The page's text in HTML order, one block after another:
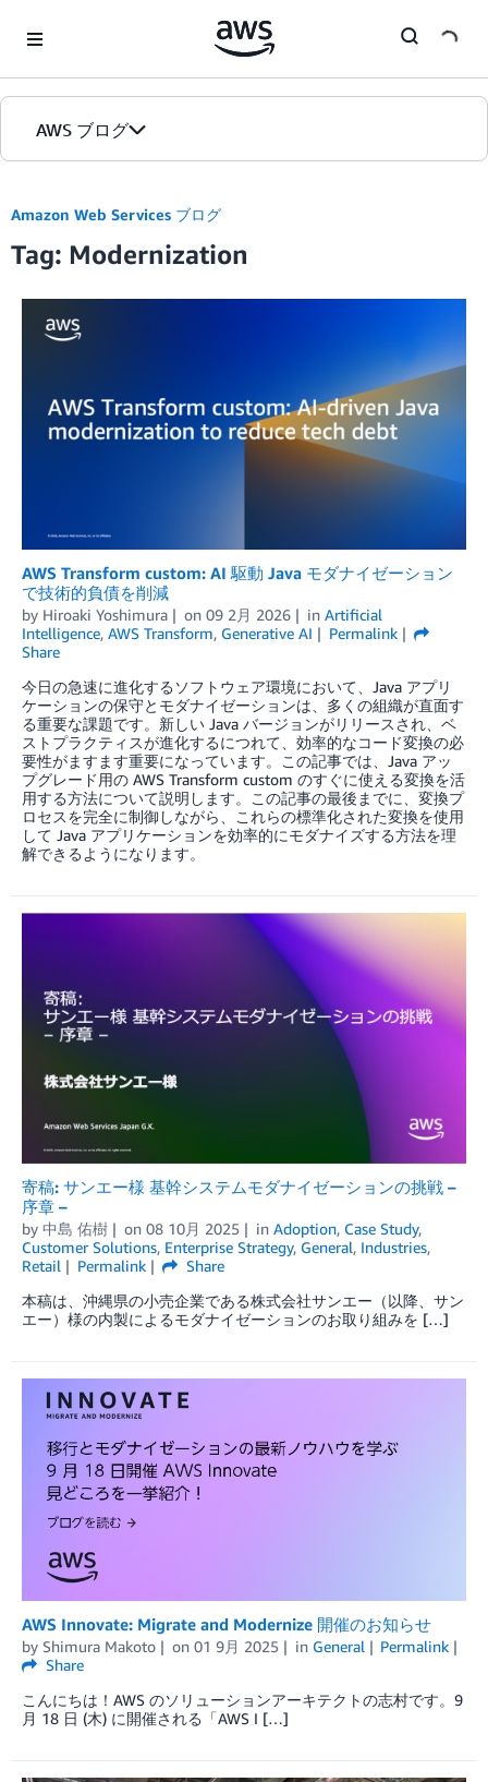
AWS ブログ
カテゴリ
エディション
Amazon Web Services ブログ
Tag: Modernization
AWS Transform custom: AI 駆動 Java モダナイゼーション
で技術的負債を削減
by Hiroaki Yoshimura on 09 2月 2026 in Artificial
Intelligence, AWS Transform, Generative AI
Permalink
Share
今日の急速に進化するソフトウェア環境において、Java アプリ
ケーションの保守とモダナイゼーションは、多くの組織が直面す
る重要な課題です。新しい Java バージョンがリリースされ、ベ
ストプラクティスが進化するにつれて、効率的なコード変換の必
要性がますます重要になっています。この記事では、Java アッ
プグレード用の AWS Transform custom のすぐに使える変換を活
用する方法について説明します。この記事の最後までに、変換プ
ロセスを完全に制御しながら、これらの標準化された変換を使用
して Java アプリケーションを効率的にモダナイズする方法を理
解できるようになります。
寄稿: サンエー様 基幹システムモダナイゼーションの挑戦 –
序章 –
by 中島 佑樹 on 08 10月 2025 in Adoption, Case Study,
Customer Solutions, Enterprise Strategy, General, Industries,
Retail
Permalink
Share
本稿は、沖縄県の小売企業である株式会社サンエー（以降、サン
エー）様の内製によるモダナイゼーションのお取り組みを […]
AWS Innovate: Migrate and Modernize 開催のお知らせ
by Shimura Makoto on 01 9月 2025 in General
Permalink
Share
こんにちは！AWS のソリューションアーキテクトの志村です。9
月 18 日 (木) に開催される「AWS I […]